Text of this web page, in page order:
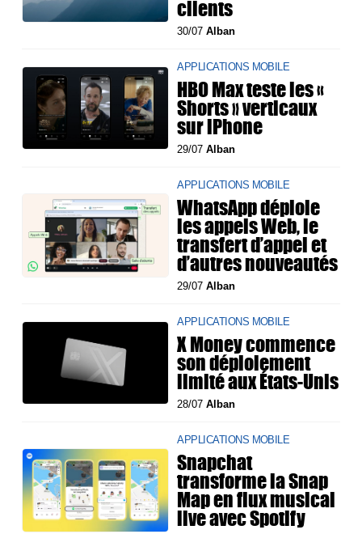
clients
30/07Alban
APPLICATIONS MOBILE
HBO Max teste les «
Shorts » verticaux
sur iPhone
29/07Alban
APPLICATIONS MOBILE
WhatsApp déploie
les appels Web, le
transfert d’appel et
d’autres nouveautés
29/07Alban
APPLICATIONS MOBILE
X Money commence
son déploiement
limité aux États-Unis
28/07Alban
APPLICATIONS MOBILE
Snapchat
transforme la Snap
Map en flux musical
live avec Spotify